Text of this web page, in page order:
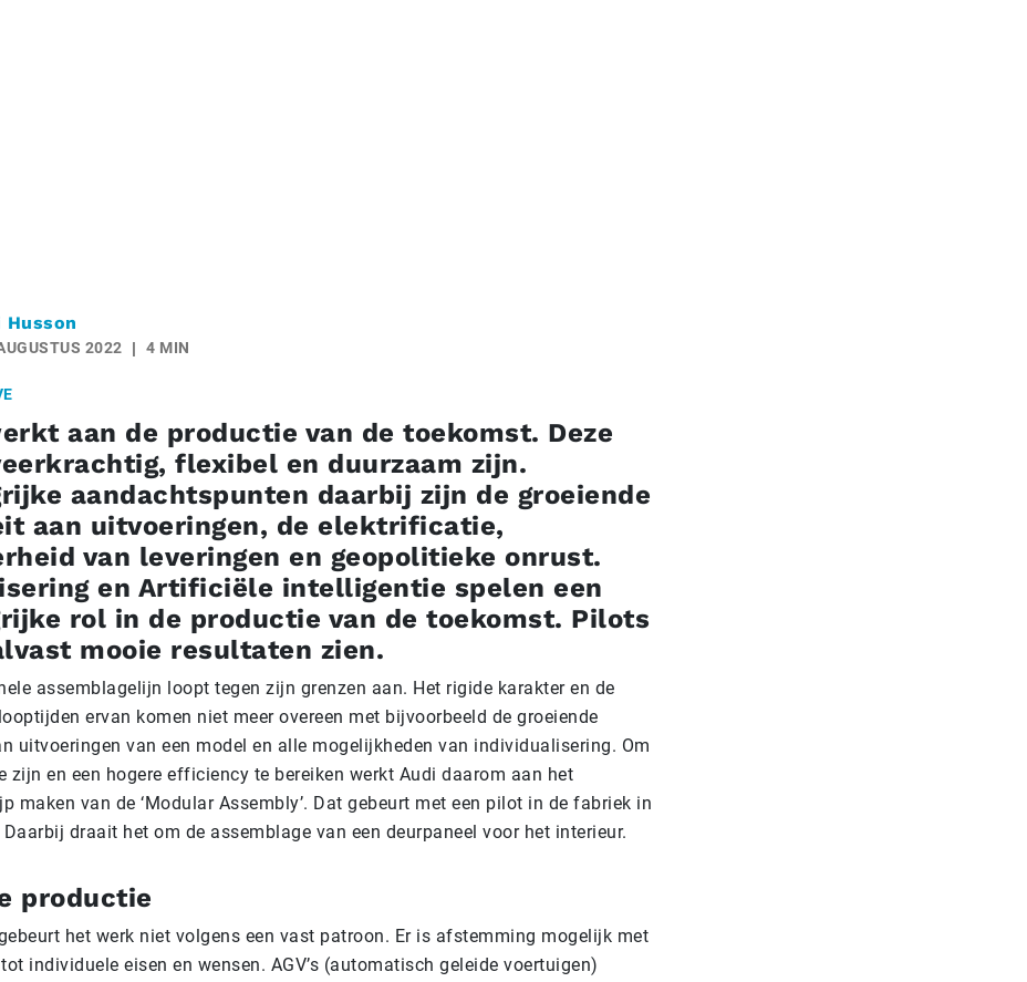
Husson
2022 4 MIN
aan de productie van de toekomst. Deze
flexibel en duurzaam zijn.
aandachtspunten daarbij zijn de groeiende
aan uitvoeringen, de elektrificatie,
van leveringen en geopolitieke onrust.
en Artificiële intelligentie spelen een
rol in de productie van de toekomst. Pilots
mooie resultaten zien.
assemblagelijn loopt tegen zijn grenzen aan. Het rigide karakter en de
ervan komen niet meer overeen met bijvoorbeeld de groeiende
uitvoeringen van een model en alle mogelijkheden van individualisering. Om
zijn en een hogere efficiency te bereiken werkt Audi daarom aan het
maken van de ‘Modular Assembly’. Dat gebeurt met een pilot in de fabriek in
Daarbij draait het om de assemblage van een deurpaneel voor het interieur.
productie
het werk niet volgens een vast patroon. Er is afstemming mogelijk met
individuele eisen en wensen. AGV’s (automatisch geleide voertuigen)